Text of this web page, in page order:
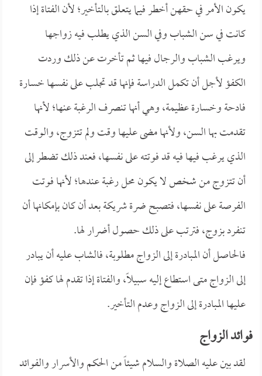
يكون الأمر في حقهن أخطر فيما يتعلق بالتأخير؛ لأن الفتاة إذا
كانت في سن الشباب وفي السن الذي يطلب فيه زواجها
ويرغب الشباب والرجال فيها ثم تأخرت عن ذلك وردت
الكفؤ لأجل أن تكمل الدراسة فإنها قد تجلب على نفسها خسارة
فادحة وخسارة عظيمة، وهي أنها تنصرف الرغبة عنها؛ لأنها
تقدمت بها السن، ولأنها مضى عليها وقت ولم تتزوج، والوقت
الذي يرغب فيها فيه قد فوتته على نفسها، فعند ذلك تضطر إلى
أن تتزوج من شخص لا يكون محل رغبة عندها؛ لأنها فوتت
الفرصة على نفسها، فتصبح ضرة شريكة بعد أن كان بإمكانها أن
تنفرد بزوج، فترتب على ذلك حصول أضرار لها.
فالحاصل أن المبادرة إلى الزواج مطلوبة، فالشاب عليه أن يبادر
إلى الزواج متى استطاع إليه سبيلاً، والفتاة إذا تقدم لها كفؤ فإن
عليها المبادرة إلى الزواج وعدم التأخير.
فوائد الزواج
لقد بين عليه الصلاة والسلام شيئاً من الحكم والأسرار والفوائد